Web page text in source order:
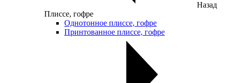
Назад
Плиссе, гофре
Однотонное плиссе, гофре
Принтованное плиссе, гофре